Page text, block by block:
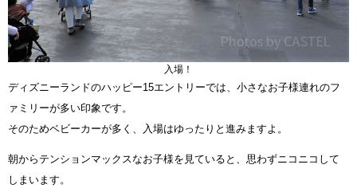
入場！
ディズニーランドのハッピー15エントリーでは、小さなお子様連れのフ
ァミリーが多い印象です。
そのためベビーカーが多く、入場はゆったりと進みますよ。
朝からテンションマックスなお子様を見ていると、思わずニコニコして
しまいます。